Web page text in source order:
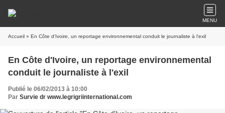
MENU
Accueil » En Côte d'Ivoire, un reportage environnemental conduit le journaliste à l'exil
En Côte d'Ivoire, un reportage environnemental
conduit le journaliste à l'exil
Publié le 06/02/2013 à 10:00
Par Survie dr www.legrigriinternational.com